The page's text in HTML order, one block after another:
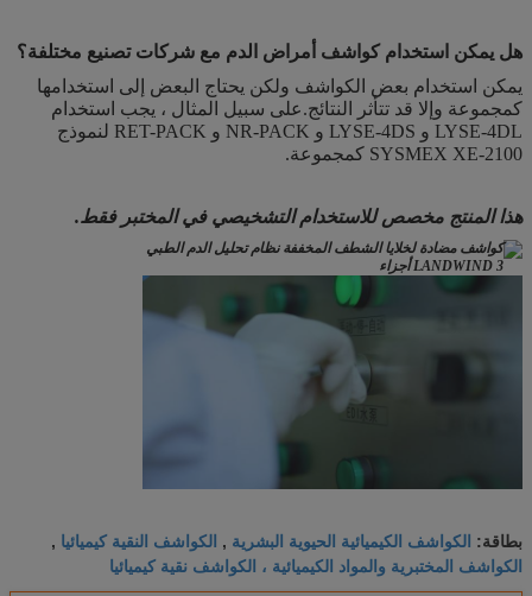
هل يمكن استخدام كواشف أمراض الدم مع شركات تصنيع مختلفة؟
يمكن استخدام بعض الكواشف ولكن يحتاج البعض إلى استخدامها
كمجموعة وإلا قد تتأثر النتائج.على سبيل المثال ، يجب استخدام
LYSE-4DL و LYSE-4DS و NR-PACK و RET-PACK لنموذج
SYSMEX XE-2100 كمجموعة.
هذا المنتج مخصص للاستخدام التشخيصي في المختبر فقط.
بطاقة: الكواشف الكيميائية الحيوية البشرية , الكواشف النقية كيميائيا ,
الكواشف المختبرية والمواد الكيميائية ، الكواشف نقية كيميائيا